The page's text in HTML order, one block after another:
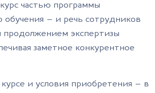
частью программы
обучения – и речь сотрудников
продолжением экспертизы
заметное конкурентное
и условия приобретения – в